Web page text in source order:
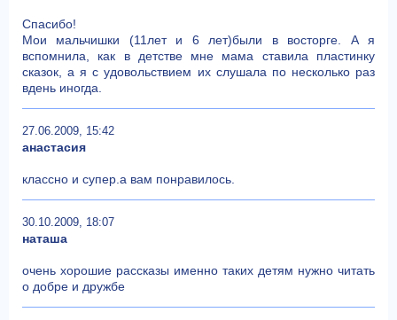
Спасибо!
Мои мальчишки (11лет и 6 лет)были в восторге. А я
вспомнила, как в детстве мне мама ставила пластинку
сказок, а я с удовольствием их слушала по несколько раз
вдень иногда.
27.06.2009, 15:42
анастасия
классно и супер.а вам понравилось.
30.10.2009, 18:07
наташа
очень хорошие рассказы именно таких детям нужно читать
о добре и дружбе